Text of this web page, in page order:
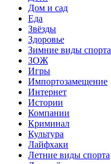
Дом и сад
Еда
Звёзды
Здоровье
Зимние виды спорта
ЗОЖ
Игры
Импортозамещение
Интернет
Истории
Компании
Криминал
Культура
Лайфхаки
Летние виды спорта